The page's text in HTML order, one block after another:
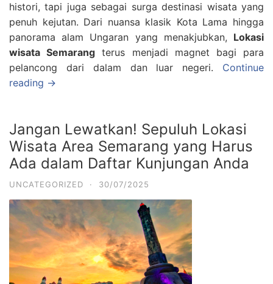
histori, tapi juga sebagai surga destinasi wisata yang
penuh kejutan. Dari nuansa klasik Kota Lama hingga
panorama alam Ungaran yang menakjubkan, Lokasi
wisata Semarang terus menjadi magnet bagi para
pelancong dari dalam dan luar negeri. Continue
reading →
Jangan Lewatkan! Sepuluh Lokasi
Wisata Area Semarang yang Harus
Ada dalam Daftar Kunjungan Anda
UNCATEGORIZED · 30/07/2025